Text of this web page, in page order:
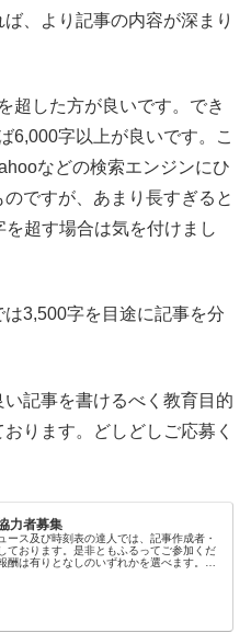
、より記事の内容が深まり
超した方が良いです。でき
6,000字以上が良いです。こ
などの検索エンジンにひ
ですが、あまり長すぎると
超す場合は気を付けまし
3,500字を目途に記事を分
記事を書けるべく教育目的
ります。どしどしご応募く
力者募集
ース及び時刻表の達人では、記事作成者・
ております。是非ともふるってご参加くだ
酬は有りとなしのいずれかを選べます。記